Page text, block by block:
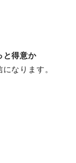
と得意か
なります。